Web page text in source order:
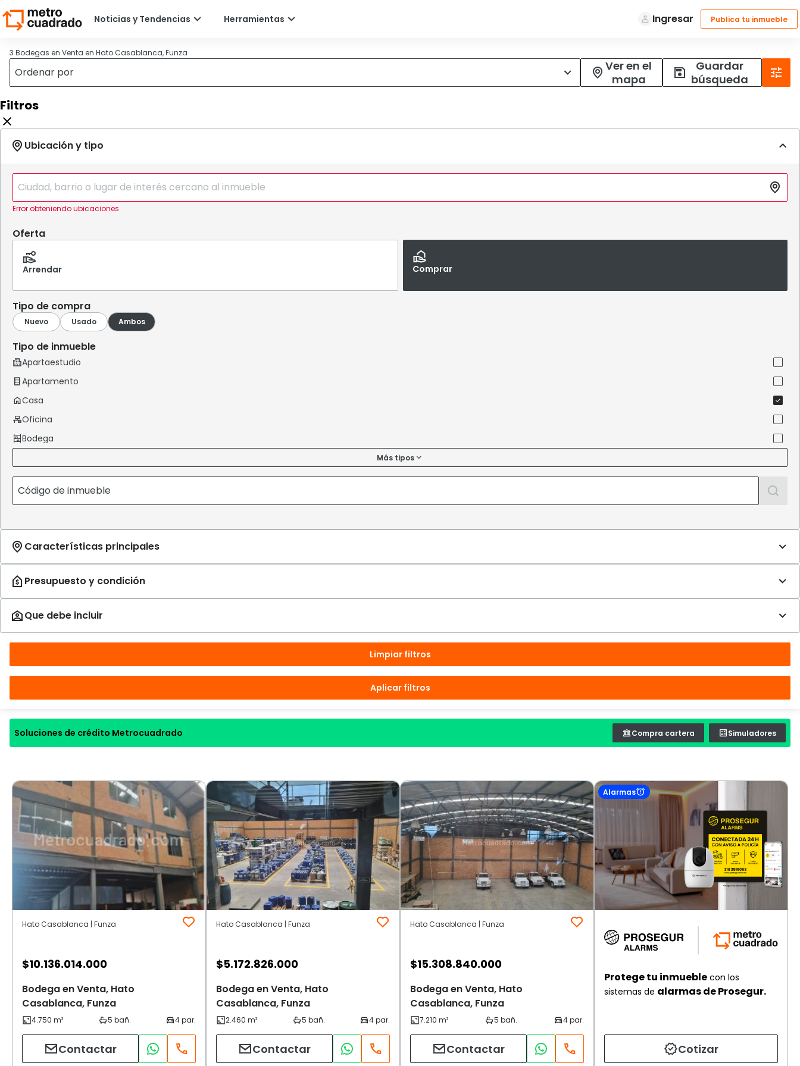
3 Bodegas en Venta en Hato Casablanca, Funza
Ver en el
mapa
Guardar
búsqueda
Filtros
Error obteniendo ubicaciones
Oferta
Arrendar Comprar
Tipo de compra
Tipo de inmueble
Más tipos
Limpiar filtros
Aplicar filtros
Soluciones de crédito Metrocuadrado Compra cartera Simuladores
Hato Casablanca | Funza
$10.136.014.000
Bodega en Venta, Hato
Casablanca, Funza
Contactar
Hato Casablanca | Funza
$5.172.826.000
Bodega en Venta, Hato
Casablanca, Funza
Contactar
Hato Casablanca | Funza
$15.308.840.000
Bodega en Venta, Hato
Casablanca, Funza
Contactar
Alarmas
Protege tu inmueble con los
sistemas de alarmas de Prosegur.
Cotizar